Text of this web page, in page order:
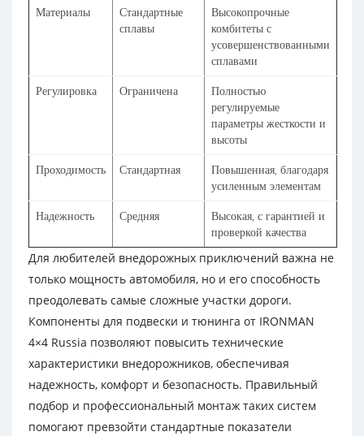
Материалы
Стандартные
сплавы
Высокопрочные
комбитеты с
усовершенствованными
сплавами
Регулировка Ограничена
Полностью
регулируемые
параметры жесткости и
высоты
Проходимость Стандартная
Повышенная, благодаря
усиленным элементам
Надежность Средняя
Высокая, с гарантией и
проверкой качества
Для любителей внедорожных приключений важна не
только мощность автомобиля, но и его способность
преодолевать самые сложные участки дороги.
Компоненты для подвески и тюнинга от IRONMAN
4×4 Russia позволяют повысить технические
характеристики внедорожников, обеспечивая
надежность, комфорт и безопасность. Правильный
подбор и профессиональный монтаж таких систем
помогают превзойти стандартные показатели